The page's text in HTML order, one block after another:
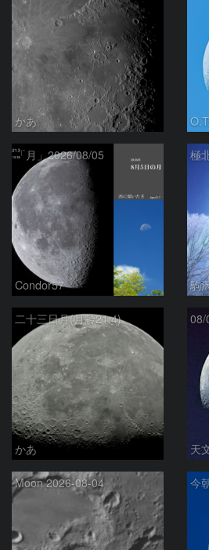
かあ
「月」2026/08/05
Condor57
極
駒
二十三日月(月齢21.4)
かあ
08/
天
Moon 2026-08-04 今